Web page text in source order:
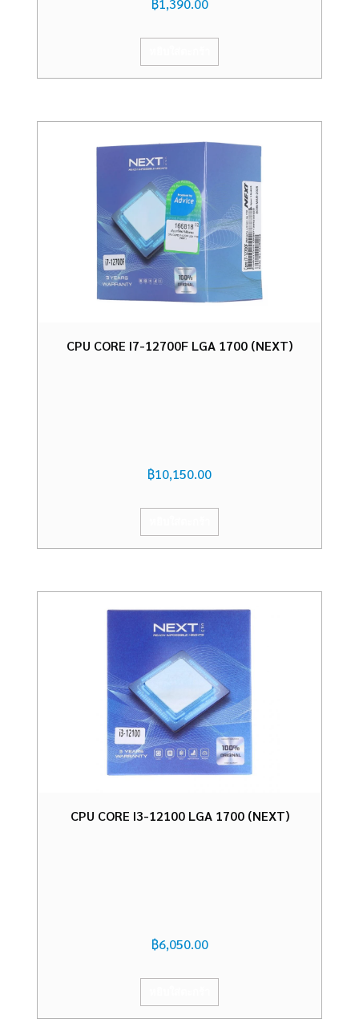
฿1,390.00
CPU CORE I7-12700F LGA 1700 (NEXT)
฿10,150.00
CPU CORE I3-12100 LGA 1700 (NEXT)
฿6,050.00